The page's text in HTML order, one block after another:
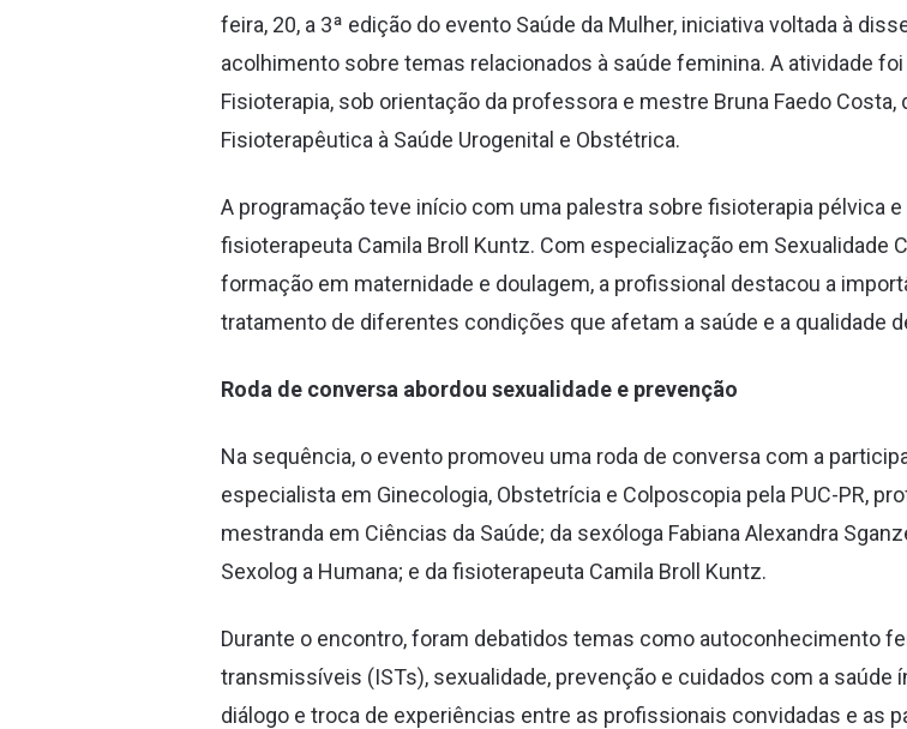
feira, 20, a 3ª edição do evento Saúde da Mulher, iniciativa voltada à
acolhimento sobre temas relacionados à saúde feminina. A atividade
Fisioterapia, sob orientação da professora e mestre Bruna Faedo
Fisioterapêutica à Saúde Urogenital e Obstétrica.
A programação teve início com uma palestra sobre fisioterapia pélvica
fisioterapeuta Camila Broll Kuntz. Com especialização em Sexualidade
formação em maternidade e doulagem, a profissional destacou a
tratamento de diferentes condições que afetam a saúde e a qualidade
Roda de conversa abordou sexualidade e prevenção
Na sequência, o evento promoveu uma roda de conversa com a
especialista em Ginecologia, Obstetrícia e Colposcopia pela PUC-PR,
mestranda em Ciências da Saúde; da sexóloga Fabiana Alexandra
Sexolog a Humana; e da fisioterapeuta Camila Broll Kuntz.
Durante o encontro, foram debatidos temas como autoconhecimento
transmissíveis (ISTs), sexualidade, prevenção e cuidados com a saúde
diálogo e troca de experiências entre as profissionais convidadas e as